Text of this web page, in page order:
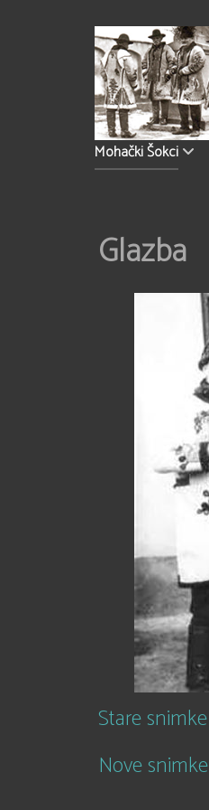
Mohački Šokci
Glazba
Stare snimke
Nove snimke